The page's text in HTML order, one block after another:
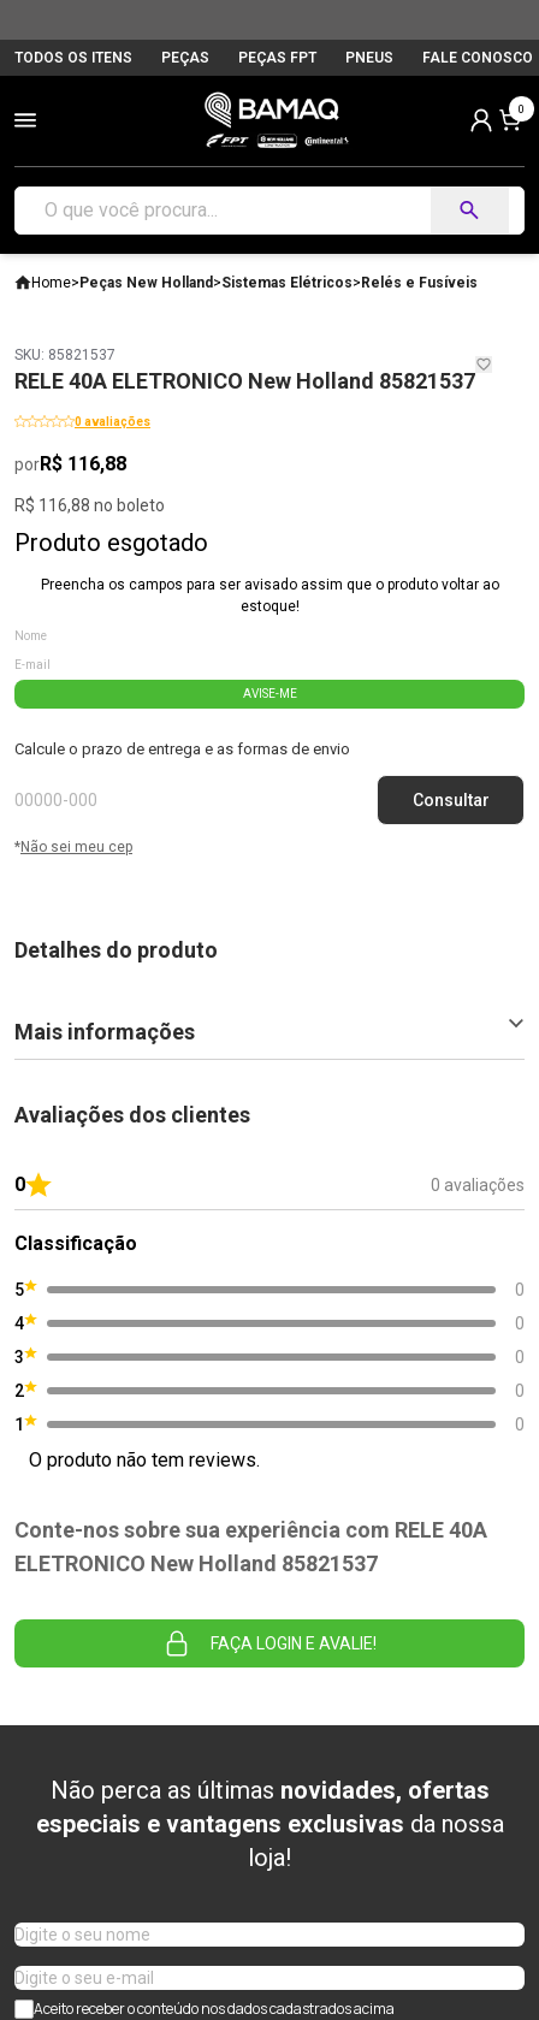
TODOS OS ITENS PEÇAS PEÇAS FPT PNEUS FALE CONOSCO
0
Home>Peças New Holland >Sistemas Elétricos>Relés e Fusíveis
SKU: 85821537
RELE 40A ELETRONICO New Holland 85821537
0 avaliações
porR$ 116,88
R$ 116,88 no boleto
Produto esgotado
Preencha os campos para ser avisado assim que o produto voltar ao
estoque!
AVISE-ME
Calcule o prazo de entrega e as formas de envio
*Não sei meu cep
Detalhes do produto
Mais informações
Avaliações dos clientes
0 0 avaliações
Classificação
5
0
4
0
3
0
2
0
1
0
O produto não tem reviews.
Conte-nos sobre sua experiência com RELE 40A
ELETRONICO New Holland 85821537
FAÇA LOGIN E AVALIE!
Não perca as últimas novidades, ofertas
especiais e vantagens exclusivas da nossa
loja!
Aceito receber o conteúdo nos dados cadastrados acima